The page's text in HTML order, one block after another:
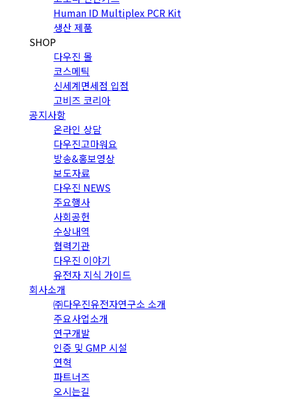
Human ID Multiplex PCR Kit
생산 제품
SHOP
다우진 몰
코스메틱
신세계면세점 입점
고비즈 코리아
공지사항
온라인 상담
다우진고마워요
방송&홍보영상
보도자료
다우진 NEWS
주요행사
사회공헌
수상내역
협력기관
다우진 이야기
유전자 지식 가이드
회사소개
㈜다우진유전자연구소 소개
주요사업소개
연구개발
인증 및 GMP 시설
연혁
파트너즈
오시는길